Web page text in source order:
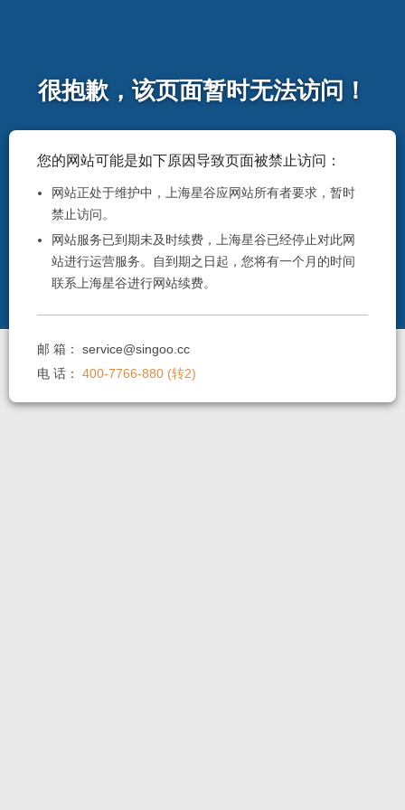
很抱歉，该页面暂时无法访问！
您的网站可能是如下原因导致页面被禁止访问：
网站正处于维护中，上海星谷应网站所有者要求，暂时
禁止访问。
网站服务已到期未及时续费，上海星谷已经停止对此网
站进行运营服务。自到期之日起，您将有一个月的时间
联系上海星谷进行网站续费。
邮 箱：service@singoo.cc
电 话：400-7766-880 (转2)